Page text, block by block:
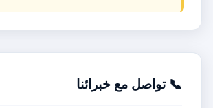
📞 تواصل مع خبرائنا